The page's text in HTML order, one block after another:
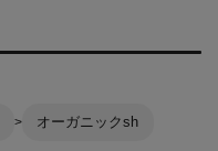
オーガニックsh